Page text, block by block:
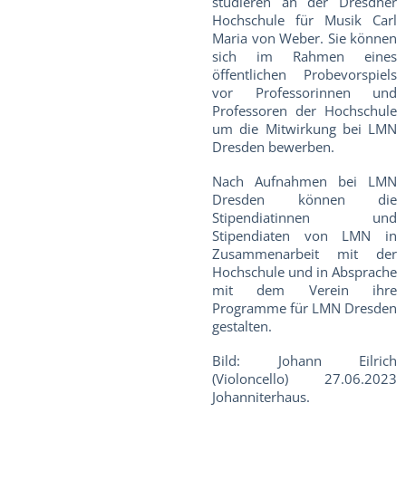
Hochschule für Musik Carl
Maria von Weber. Sie können
sich im Rahmen eines
öffentlichen Probevorspiels
vor Professorinnen und
Professoren der Hochschule
um die Mitwirkung bei LMN
Dresden bewerben.
Nach Aufnahmen bei LMN
Dresden können die
Stipendiatinnen und
Stipendiaten von LMN in
Zusammenarbeit mit der
Hochschule und in Absprache
mit dem Verein ihre
Programme für LMN Dresden
gestalten.
Bild: Johann Eilrich
(Violoncello) 27.06.2023
Johanniterhaus.